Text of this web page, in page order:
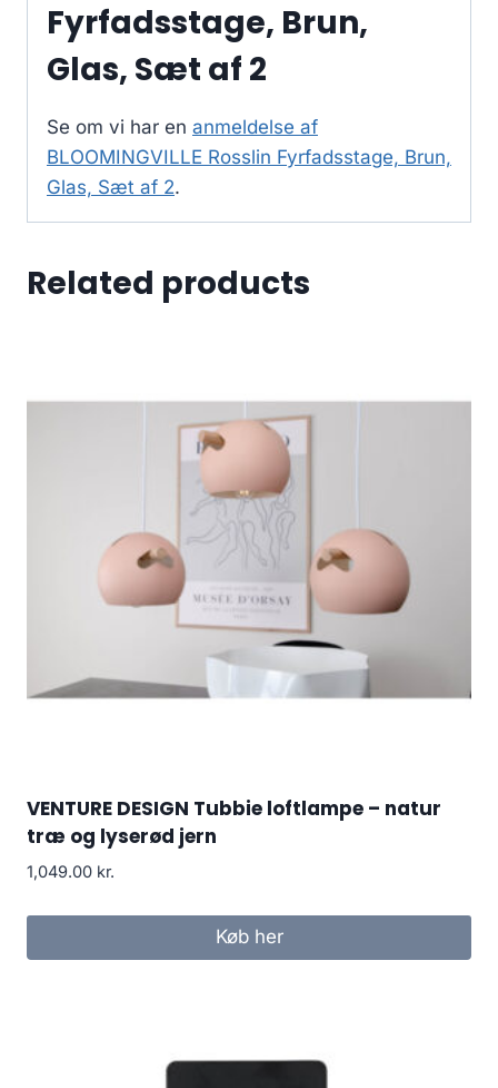
Fyrfadsstage, Brun,
Glas, Sæt af 2
Se om vi har en anmeldelse af
BLOOMINGVILLE Rosslin Fyrfadsstage, Brun,
Glas, Sæt af 2.
Related products
VENTURE DESIGN Tubbie loftlampe – natur
træ og lyserød jern
1,049.00 kr.
Køb her